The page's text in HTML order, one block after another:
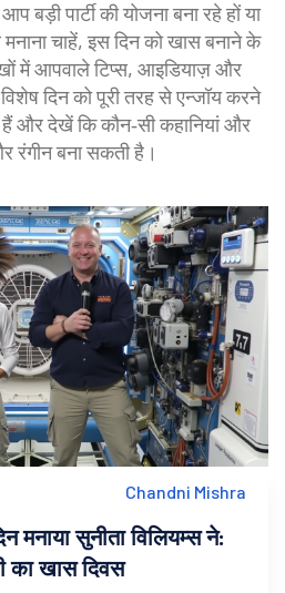
पार्टी की योजना बना रहे हों या
चाहें, इस दिन को खास बनाने के
में आपवाले टिप्स, आइडियाज़ और
दिन को पूरी तरह से एन्जॉय करने
देखें कि कौन‑सी कहानियां और
रंगीन बना सकती है।
Chandni Mishra
मनाया सुनीता विलियम्स ने:
का खास दिवस